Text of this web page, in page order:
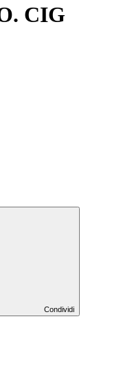
CIG
Condividi